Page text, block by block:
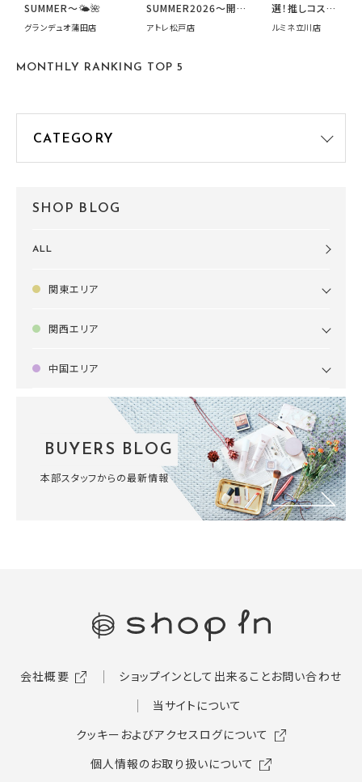
SUMMER〜🌤️🌺
グランデュオ蒲田店
SUMMER2026～開催
中です！
アトレ松戸店
選！推しコス
summer2026開催
ルミネ立川店
MONTHLY RANKING TOP 5
SHOP BLOG
ALL
関東エリア
関西エリア
中国エリア
BUYERS BLOG
本部スタッフからの最新情報
会社概要 ショップインとして出来ることお問い合わせ
当サイトについて
クッキーおよびアクセスログについて
個人情報のお取り扱いについて